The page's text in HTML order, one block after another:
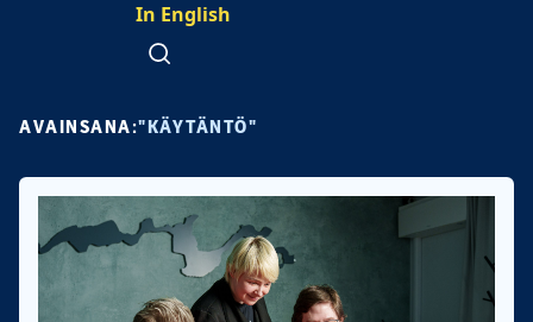
In English
Avaa haku
AVAINSANA:"KÄYTÄNTÖ"